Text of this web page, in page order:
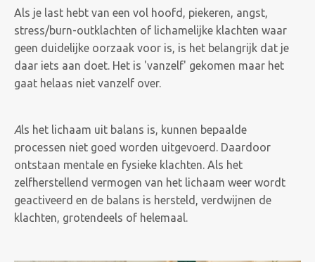
Als je last hebt van een vol hoofd, piekeren, angst,
stress/burn-outklachten of lichamelijke klachten waar
geen duidelijke oorzaak voor is, is het belangrijk dat je
daar iets aan doet. Het is 'vanzelf' gekomen maar het
gaat helaas niet vanzelf over.
Als het lichaam uit balans is, kunnen bepaalde
processen niet goed worden uitgevoerd. Daardoor
ontstaan mentale en fysieke klachten. Als het
zelfherstellend vermogen van het lichaam weer wordt
geactiveerd en de balans is hersteld, verdwijnen de
klachten, grotendeels of helemaal.